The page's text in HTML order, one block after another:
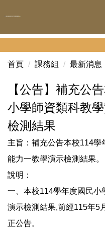
到
容
首頁 課務組 最新消息
【公告】補充公
小學師資類科教
檢測結果
主旨：補充公告本校114學
能力一教學演示檢測結果。
說明：
一、本校114學年度國民小
演示檢測結果,前經115年5
正公告。